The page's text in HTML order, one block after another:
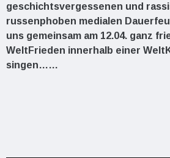
geschichtsvergessenen und
russenphoben medialen
uns gemeinsam am 12.04. ganz
WeltFrieden innerhalb einer
singen……